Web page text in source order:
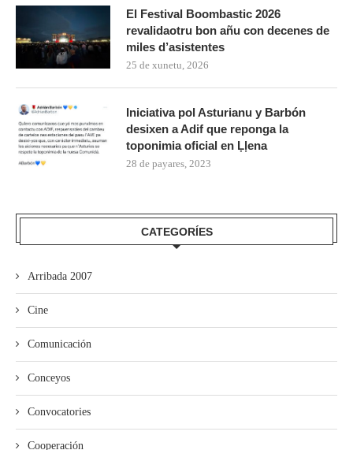
El Festival Boombastic 2026
revalidaotru bon añu con decenes de
miles d’asistentes
25 de xunetu, 2026
Iniciativa pol Asturianu y Barbón
desixen a Adif que reponga la
toponimia oficial en Ḷḷena
28 de payares, 2023
CATEGORÍES
Arribada 2007
Cine
Comunicación
Conceyos
Convocatories
Cooperación